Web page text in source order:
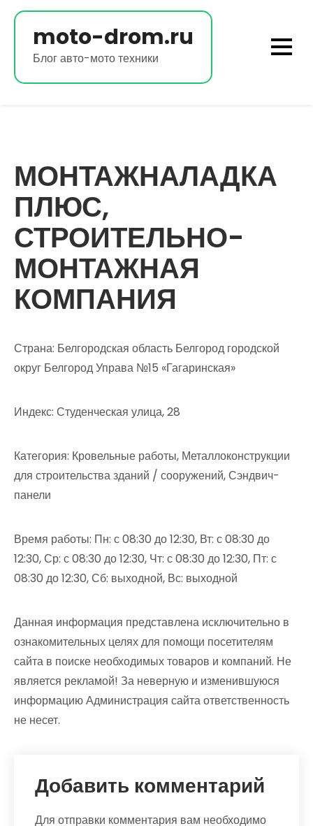
Перейти
содержимомуmoto-drom.ru
Блог авто-мото техники
МОНТАЖНАЛАДКА
ПЛЮС,
СТРОИТЕЛЬНО-
МОНТАЖНАЯ
КОМПАНИЯ
Страна: Белгородская область Белгород городской
округ Белгород Управа №15 «Гагаринская»
Индекс: Студенческая улица, 28
Категория: Кровельные работы, Металлоконструкции
для строительства зданий / сооружений, Сэндвич-
панели
Время работы: Пн: с 08:30 до 12:30, Вт: с 08:30 до
12:30, Ср: с 08:30 до 12:30, Чт: с 08:30 до 12:30, Пт: с
08:30 до 12:30, Сб: выходной, Вс: выходной
Данная информация представлена исключительно в
ознакомительных целях для помощи посетителям
сайта в поиске необходимых товаров и компаний. Не
является рекламой! За неверную и изменившуюся
информацию Администрация сайта ответственность
не несет.
Добавить комментарий
Для отправки комментария вам необходимо